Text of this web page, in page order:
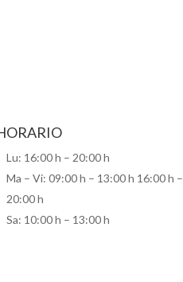
Lu: 16:00 h – 20:00 h
Ma – Vi: 09:00 h – 13:00 h 16:00 h –
20:00 h
Sa: 10:00 h – 13:00 h